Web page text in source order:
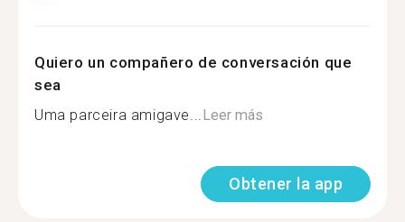
Quiero un compañero de conversación que
sea
Uma parceira amigave...Leer más
Obtener la app